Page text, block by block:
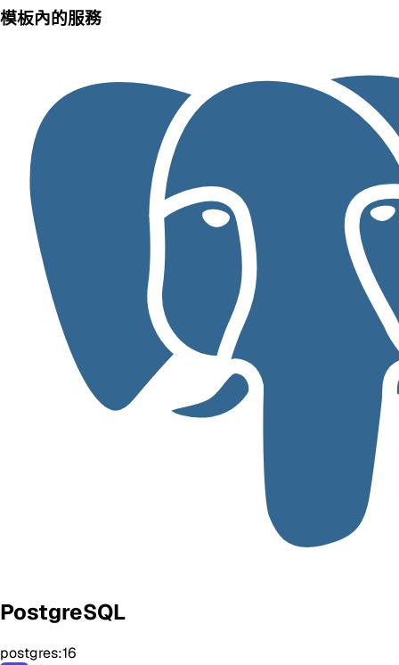
模板內的服務
PostgreSQL
postgres:16